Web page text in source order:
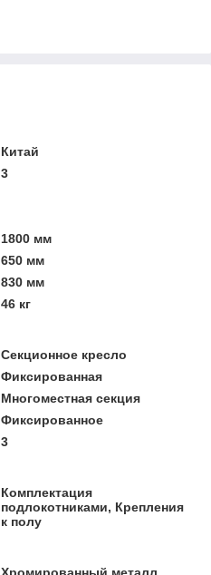
Китай
3
1800 мм
650 мм
830 мм
46 кг
Секционное кресло
Фиксированная
Многоместная секция
Фиксированное
3
Комплектация
подлокотниками, Крепления
к полу
Хромированный металл